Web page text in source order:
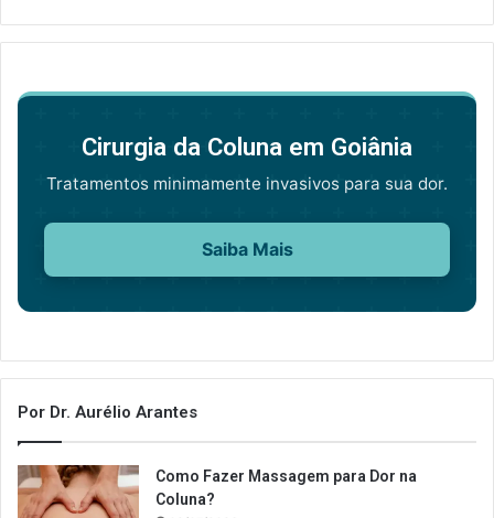
Cirurgia da Coluna em Goiânia
Tratamentos minimamente invasivos para sua dor.
Saiba Mais
Por Dr. Aurélio Arantes
Como Fazer Massagem para Dor na
Coluna?